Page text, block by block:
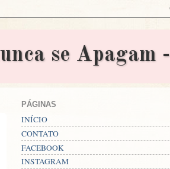
se Apagam -
PÁGINAS
INÍCIO
CONTATO
FACEBOOK
INSTAGRAM